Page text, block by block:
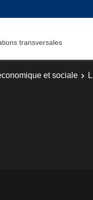
transversales
et sociale